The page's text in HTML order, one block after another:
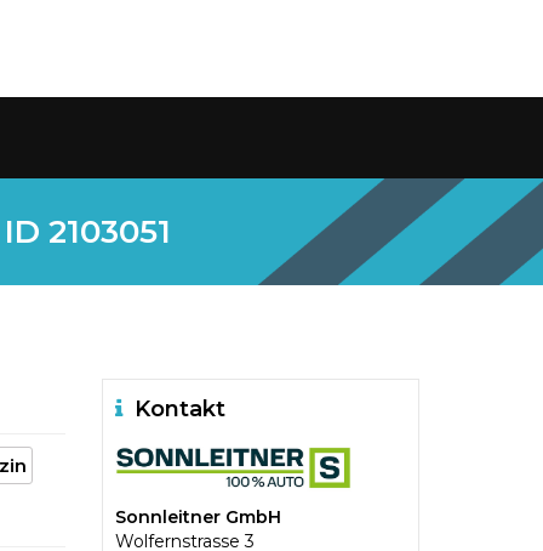
2103051
Kontakt
Sonnleitner GmbH
Wolfernstrasse 3